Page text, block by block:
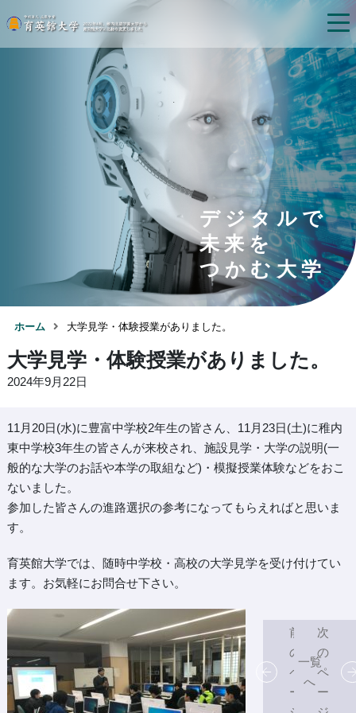
デジタルで
未来を
つかむ大学
ホーム 大学見学・体験授業がありました。
大学見学・体験授業がありました。
2024年9月22日
11月20日(水)に豊富中学校2年生の皆さん、11月23日(土)に稚内
東中学校3年生の皆さんが来校され、施設見学・大学の説明(一
般的な大学のお話や本学の取組など)・模擬授業体験などをおこ
ないました。
参加した皆さんの進路選択の参考になってもらえればと思いま
す。
育英館大学では、随時中学校・高校の大学見学を受け付けてい
ます。お気軽にお問合せ下さい。
前
の
ペ
ー
一覧
へ
次
の
ペ
ー